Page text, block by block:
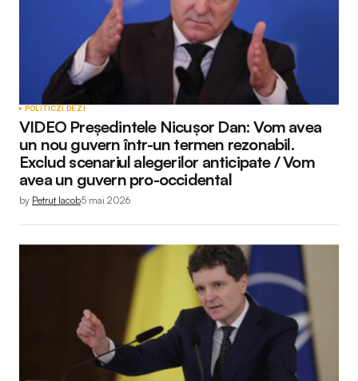
POLITICZI DE ZI
VIDEO Președintele Nicușor Dan: Vom avea
un nou guvern într-un termen rezonabil.
Exclud scenariul alegerilor anticipate / Vom
avea un guvern pro-occidental
by Petruț Iacob5 mai 2026